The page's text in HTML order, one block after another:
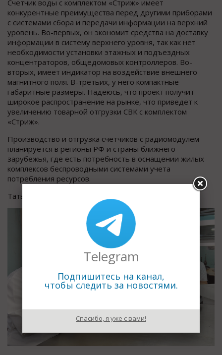
Счетчик воды с комплектом «Стриж» имеет
конкурентные преимущества перед другими приборами
с системами сбора и передачи информации на верхний
уровень. Во-первых, он экономит средства на доставку
информации в систему верхнего уровня, так как нет
необходимости установки этажных и подъездных
концентраторов, общедомовых контроллеров. Во-
вторых, имеет индикатор на воздействие внешнего
магнитного поля. В-третьих, у него компактные
габаритные размеры. Надеюсь, что проект получит
широкое распространение на рынке, что приведет к
увеличению товарной отгрузки СВК с комплектом
«Стриж».
Производство и отгрузка счетчиков с радиомодулем
планируется в регионы РФ и страны ближнего
зарубежья, где есть потребность в оснащении жилых
комплексов беспроводными системами учета
потребления ресурсов.
Татьяна Коннова. Пресс служба АО «АПЗ».
Telegram
Подпишитесь на канал,
чтобы следить за новостями.
Спасибо, я уже с вами!